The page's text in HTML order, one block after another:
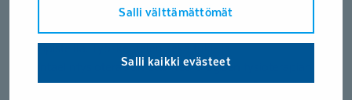
Salli välttämättömät
Salli kaikki evästeet
Työskentelen fysioterapeuttina Äänekosken ja Jyväskylän
toimipisteillä. Työskentelen sekä tuki- ja
liikuntaelinfysioterapian että neurologisen fysioterapian
parissa. Toteutan fysioterapiaa vastaanottokäynteinä ja